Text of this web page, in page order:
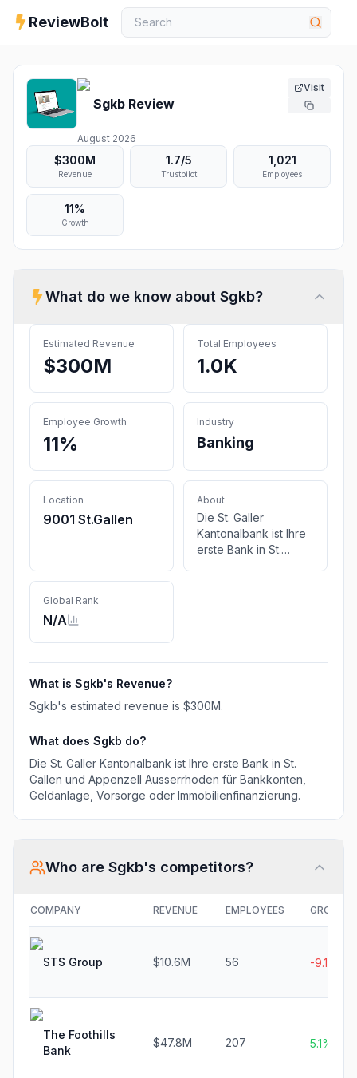
ReviewBolt
Sgkb Review
August 2026
Visit
$300M
Revenue
1.7/5
Trustpilot
1,021
Employees
11%
Growth
What do we know about Sgkb?
Estimated Revenue
$300M
Total Employees
1.0K
Employee Growth
11%
Industry
Banking
Location
9001 St.Gallen
About
Die St. Galler
Kantonalbank ist Ihre
erste Bank in St.
Global Rank
N/A
What is Sgkb's Revenue?
Sgkb's estimated revenue is $300M.
What does Sgkb do?
Die St. Galler Kantonalbank ist Ihre erste Bank in St.
Gallen und Appenzell Ausserrhoden für Bankkonten,
Geldanlage, Vorsorge oder Immobilienfinanzierung.
Who are Sgkb's competitors?
COMPANY REVENUE EMPLOYEES GROWTH
STS Group $10.6M 56 -9.1%
The Foothills
Bank
$47.8M 207 5.1%